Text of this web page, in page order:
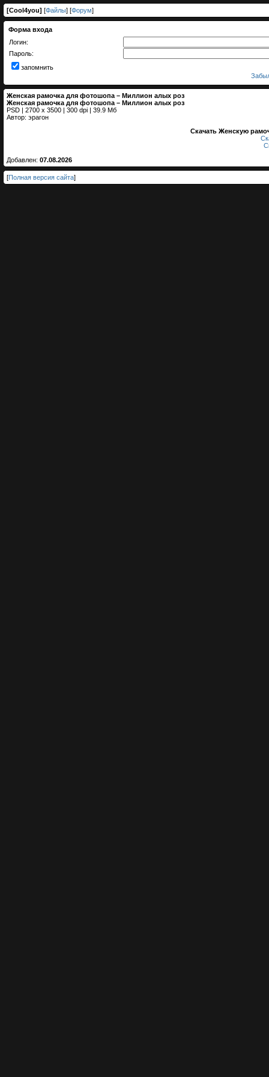
[Cool4you] [Файлы] [Форум]
Форма входа
Логин:
Пароль:
запомнить
Женская рамочка для фотошопа – Миллион алых роз
Женская рамочка для фотошопа – Миллион алых роз
PSD | 2700 x 3500 | 300 dpi | 39.9 Мб
Автор: эрагон
Скачать Женскую
Добавлен: 07.08.2026
[Полная версия сайта]